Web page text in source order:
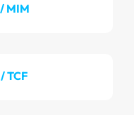
MIM
TCF